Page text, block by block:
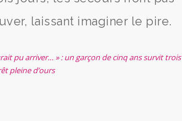
laissant imaginer le pire.
pu arriver… » : un garçon de cinq ans survit trois
pleine d’ours